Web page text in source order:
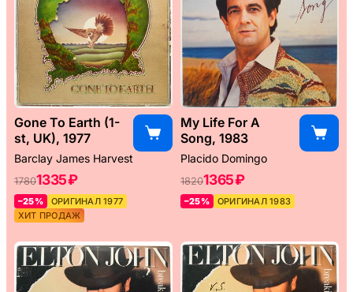
Gone To Earth (1-
st, UK), 1977
Barclay James Harvest
17801335 ₽
–25%
ОРИГИНАЛ 1977
ХИТ ПРОДАЖ
My Life For A
Song, 1983
Placido Domingo
18201365 ₽
–25% ОРИГИНАЛ 1983